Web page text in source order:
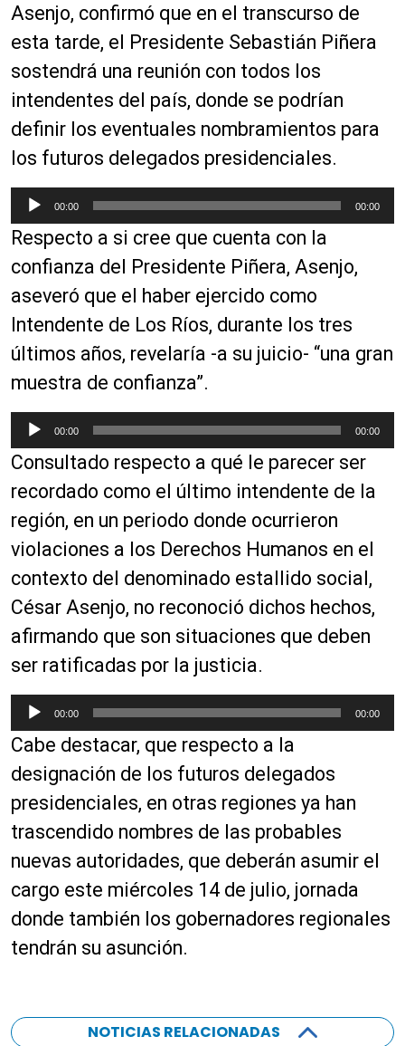
Asenjo, confirmó que en el transcurso de
esta tarde, el Presidente Sebastián Piñera
sostendrá una reunión con todos los
intendentes del país, donde se podrían
definir los eventuales nombramientos para
los futuros delegados presidenciales.
e
p
r
d
u
c
o
r
e
u
d
i
00:00 00:00
Respecto a si cree que cuenta con la
confianza del Presidente Piñera, Asenjo,
aseveró que el haber ejercido como
Intendente de Los Ríos, durante los tres
últimos años, revelaría -a su juicio- “una gran
muestra de confianza”.
e
p
r
d
u
c
t
o
r
d
u
d
i
00:00 00:00
Consultado respecto a qué le parecer ser
recordado como el último intendente de la
región, en un periodo donde ocurrieron
violaciones a los Derechos Humanos en el
contexto del denominado estallido social,
César Asenjo, no reconoció dichos hechos,
afirmando que son situaciones que deben
ser ratificadas por la justicia.
e
p
r
d
u
c
o
r
d
d
00:00 00:00
Cabe destacar, que respecto a la
designación de los futuros delegados
presidenciales, en otras regiones ya han
trascendido nombres de las probables
nuevas autoridades, que deberán asumir el
cargo este miércoles 14 de julio, jornada
donde también los gobernadores regionales
tendrán su asunción.
NOTICIAS RELACIONADAS